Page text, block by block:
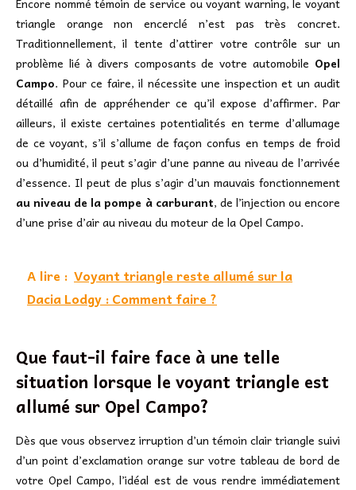
triangle orange non encerclé n’est pas très concret.
Traditionnellement, il tente d’attirer votre contrôle sur un
problème lié à divers composants de votre automobile Opel
Campo. Pour ce faire, il nécessite une inspection et un audit
détaillé afin de appréhender ce qu’il expose d’affirmer. Par
ailleurs, il existe certaines potentialités en terme d’allumage
de ce voyant, s’il s’allume de façon confus en temps de froid
ou d’humidité, il peut s’agir d’une panne au niveau de l’arrivée
d’essence. Il peut de plus s’agir d’un mauvais fonctionnement
au niveau de la pompe à carburant, de l’injection ou encore
d’une prise d’air au niveau du moteur de la Opel Campo.
A lire : Voyant triangle reste allumé sur la
Dacia Lodgy : Comment faire ?
Que faut-il faire face à une telle
situation lorsque le voyant triangle est
allumé sur Opel Campo?
Dès que vous observez irruption d’un témoin clair triangle suivi
d’un point d’exclamation orange sur votre tableau de bord de
votre Opel Campo, l’idéal est de vous rendre immédiatement